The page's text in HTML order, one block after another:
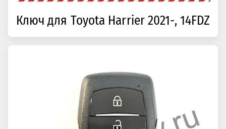
Ключ для Toyota Harrier 2021-, 14FDZ